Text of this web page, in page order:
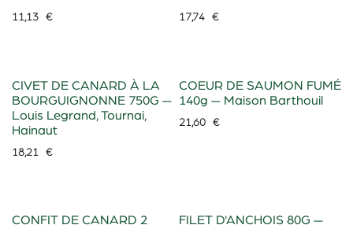
11,13 € 17,74€
CIVET DE CANARD À LA
BOURGUIGNONNE 750G —
Louis Legrand, Tournai,
Hainaut
18,21 €
COEUR DE SAUMON FUMÉ
140g — Maison Barthouil
21,60€
CONFIT DE CANARD 2
FILET D'ANCHOIS 80G —